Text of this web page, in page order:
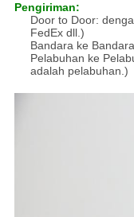
Pengiriman:
Door to Door:
FedEx dll.)
Bandara ke
Pelabuhan ke
adalah pelabuhan.)